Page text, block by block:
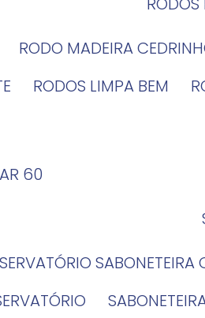
RODO MADEIRA
RODOS LIMPA BEM
60